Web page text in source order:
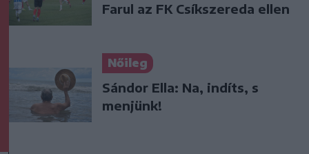
Farul az FK Csíkszereda ellen
Nőileg
Sándor Ella: Na, indíts, s
menjünk!